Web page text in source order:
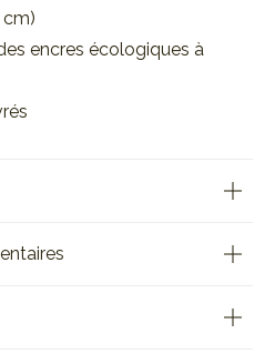
cm)
encres écologiques à